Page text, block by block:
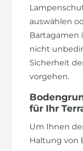
auswählen
Bartagamen
nicht
Sicherheit
vorgehen.
für Ihr
Um Ihnen
Haltung von